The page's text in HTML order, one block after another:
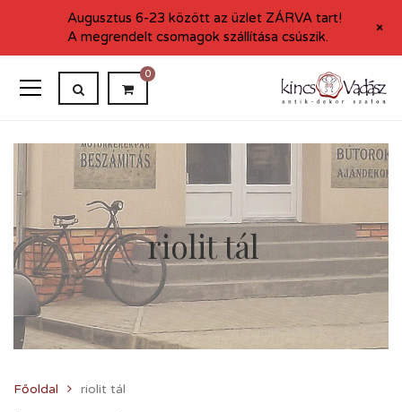
0
riolit tál
Főoldal riolit tál
Augusztus 6-23 között az üzlet ZÁRVA tart!
A megrendelt csomagok szállítása csúszik.
+